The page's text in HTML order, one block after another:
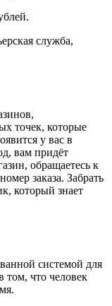
служба,
точек, которые
у вас в
вам придёт
обращаетесь к
заказа. Забрать
который знает
системой для
том, что человек